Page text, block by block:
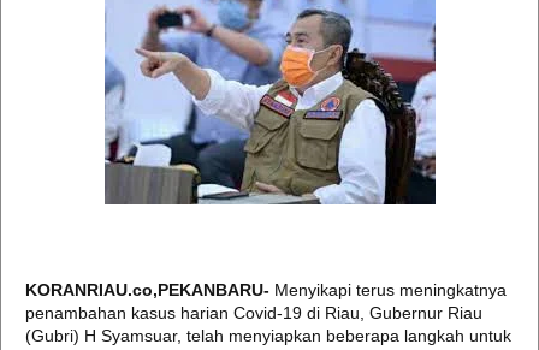
KORANRIAU.co,PEKANBARU- Menyikapi terus meningkatnya
penambahan kasus harian Covid-19 di Riau, Gubernur Riau
(Gubri) H Syamsuar, telah menyiapkan beberapa langkah untuk